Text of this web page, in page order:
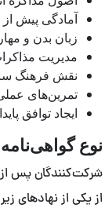
آمادگی پیش
زبان بدن و
مدیریت
نقش فرهنگ
تمرین‌های
ایجاد توافق
نوع
شرکت‌کنندگان پس از
از یکی از نهادهای